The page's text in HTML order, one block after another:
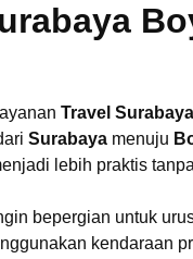
Travel
Surabaya menuju
lebih praktis
bepergian untuk
kendaraan